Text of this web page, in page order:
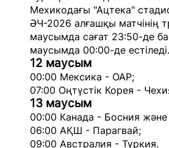
Мехикодағы "Ацтека"
ӘЧ-2026 алғашқы матчінің
маусымда сағат 23:50-де
маусымда 00:00-де естіледі.
12 маусым
00:00 Мексика - ОАР;
07:00 Оңтүстік Корея -
13 маусым
00:00 Канада - Босния және
06:00 АҚШ - Парагвай;
09:00 Австралия - Түркия.